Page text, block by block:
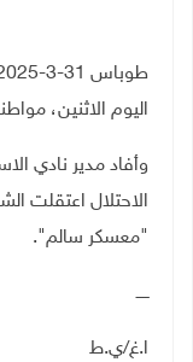
اليوم الاثنين،
وأفاد مدير نادي
الاحتلال اعتقلت
"معسكر سالم".
ـــــ
ا.غ/ي.ط